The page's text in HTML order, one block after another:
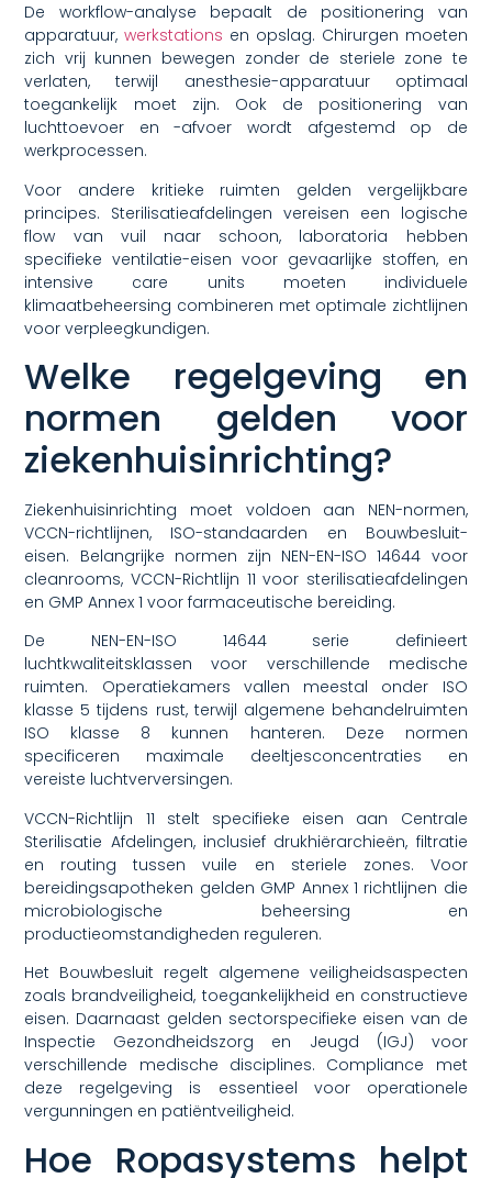
De workflow-analyse bepaalt de positionering van
apparatuur,werkstations en opslag. Chirurgen moeten
zich vrij kunnen bewegen zonder de steriele zone te
verlaten, terwijl anesthesie-apparatuur optimaal
toegankelijk moet zijn. Ook de positionering van
luchttoevoer en -afvoer wordt afgestemd op de
werkprocessen.
Voor andere kritieke ruimten gelden vergelijkbare
principes. Sterilisatieafdelingen vereisen een logische
flow van vuil naar schoon, laboratoria hebben
specifieke ventilatie-eisen voor gevaarlijke stoffen, en
intensive care units moeten individuele
klimaatbeheersing combineren met optimale zichtlijnen
voor verpleegkundigen.
Welke regelgeving en
normen gelden voor
ziekenhuisinrichting?
Ziekenhuisinrichting moet voldoen aan NEN-normen,
VCCN-richtlijnen, ISO-standaarden en Bouwbesluit-
eisen. Belangrijke normen zijn NEN-EN-ISO 14644 voor
cleanrooms, VCCN-Richtlijn 11 voor sterilisatieafdelingen
en GMP Annex 1 voor farmaceutische bereiding.
De NEN-EN-ISO 14644 serie definieert
luchtkwaliteitsklassen voor verschillende medische
ruimten. Operatiekamers vallen meestal onder ISO
klasse 5 tijdens rust, terwijl algemene behandelruimten
ISO klasse 8 kunnen hanteren. Deze normen
specificeren maximale deeltjesconcentraties en
vereiste luchtverversingen.
VCCN-Richtlijn 11 stelt specifieke eisen aan Centrale
Sterilisatie Afdelingen, inclusief drukhiërarchieën, filtratie
en routing tussen vuile en steriele zones. Voor
bereidingsapotheken gelden GMP Annex 1 richtlijnen die
microbiologische beheersing en
productieomstandigheden reguleren.
Het Bouwbesluit regelt algemene veiligheidsaspecten
zoals brandveiligheid, toegankelijkheid en constructieve
eisen. Daarnaast gelden sectorspecifieke eisen van de
Inspectie Gezondheidszorg en Jeugd (IGJ) voor
verschillende medische disciplines. Compliance met
deze regelgeving is essentieel voor operationele
vergunningen en patiëntveiligheid.
Hoe Ropasystems helpt